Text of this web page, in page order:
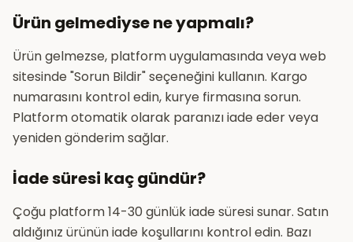
Ürün gelmediyse ne yapmalı?
Ürün gelmezse, platform uygulamasında veya web
sitesinde "Sorun Bildir" seçeneğini kullanın. Kargo
numarasını kontrol edin, kurye firmasına sorun.
Platform otomatik olarak paranızı iade eder veya
yeniden gönderim sağlar.
İade süresi kaç gündür?
Çoğu platform 14-30 günlük iade süresi sunar. Satın
aldığınız ürünün iade koşullarını kontrol edin. Bazı